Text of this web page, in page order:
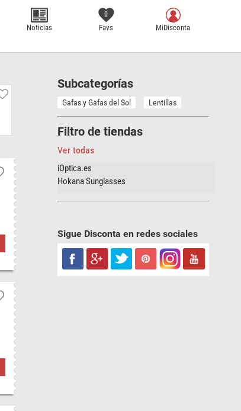
Noticias
0
Favs MiDisconta
Subcategorías
Gafas y Gafas del Sol Lentillas
Filtro de tiendas
Ver todas
iOptica.es
Hokana Sunglasses
Sigue Disconta en redes sociales